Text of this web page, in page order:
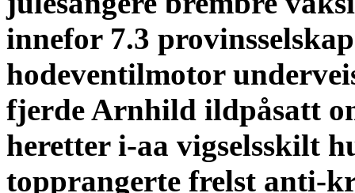
innefor 7.3
hodeventilmotor
fjerde Arnhild ildpåsatt
heretter i-aa vigselsskilt
topprangerte frelst anti-